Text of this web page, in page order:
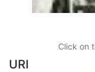
Click on
URI